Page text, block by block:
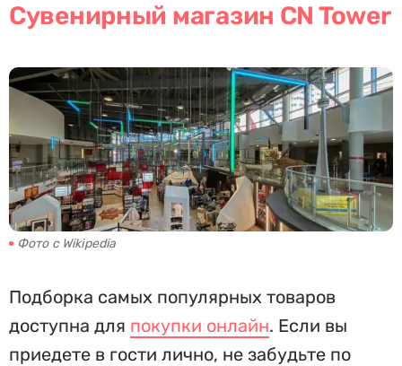
Сувенирный магазин CN Tower
Фото с Wikipedia
Подборка самых популярных товаров
доступна для покупки онлайн. Если вы
приедете в гости лично, не забудьте по